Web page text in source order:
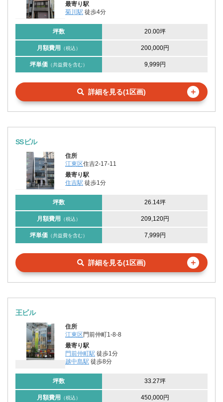
最寄り駅
菊川駅 徒歩4分
坪数 20.00坪
月額費用 （税込） 200,000円
坪単価 （共益費を含む） 9,999円
詳細を見る(1区画) ＋
SSビル
住所
江東区住吉2-17-11
最寄り駅
住吉駅 徒歩1分
坪数 26.14坪
月額費用 （税込） 209,120円
坪単価 （共益費を含む） 7,999円
詳細を見る(1区画) ＋
王ビル
住所
江東区門前仲町1-8-8
最寄り駅
門前仲町駅 徒歩1分
越中島駅 徒歩8分
坪数 33.27坪
月額費用 （税込） 450,000円